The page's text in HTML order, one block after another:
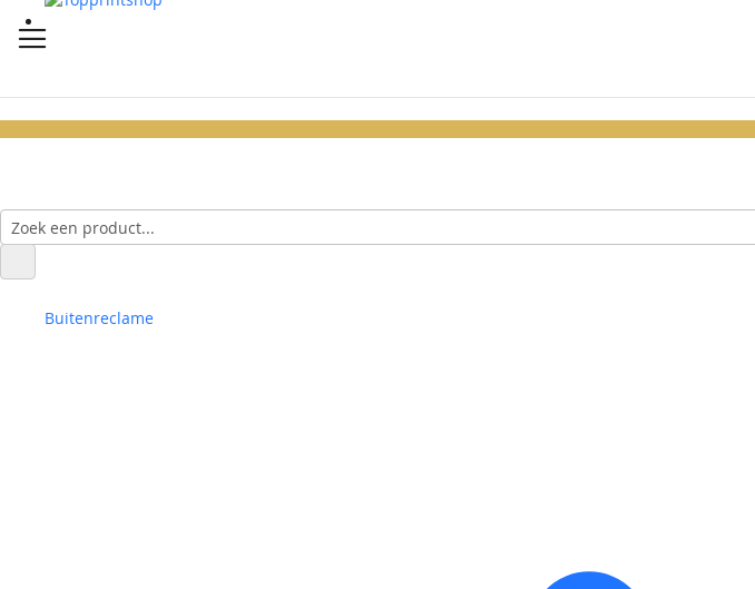
Buitenreclame